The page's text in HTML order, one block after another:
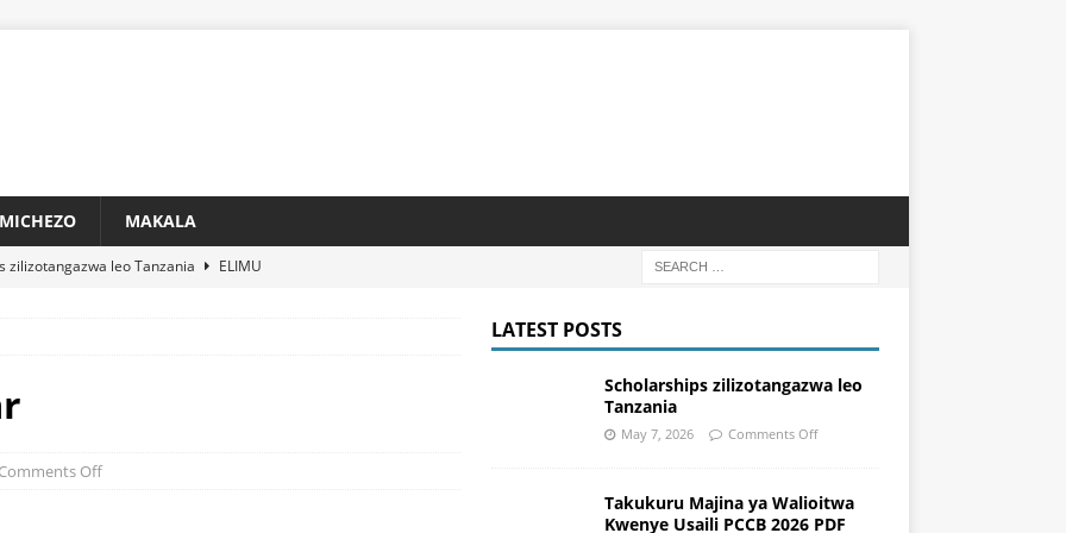
MICHEZO MAKALA
zilizotangazwa leo Tanzania
ELIMU
go tz login password & Register na Jinsi ya Kujisajili
Comments Off
LATEST POSTS
Scholarships zilizotangazwa leo
Tanzania
May 7, 2026 Comments Off
Takukuru Majina ya Walioitwa
Kwenye Usaili PCCB 2026 PDF